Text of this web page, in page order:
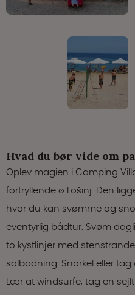
Hvad du bør vide om
Oplev magien i Camping
fortryllende ø Lošinj. Den
hvor du kan svømme og
eventyrlig bådtur. Svøm
to kystlinjer med
solbadning. Snorkel eller
Lær at windsurfe, tag en